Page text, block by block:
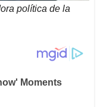
política de la